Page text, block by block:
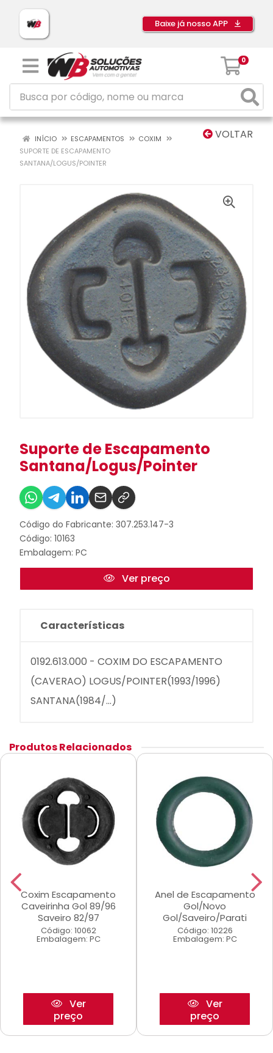
Baixe já nosso APP
0
VOLTAR
INÍCIO ESCAPAMENTOS
COXIM
SUPORTE DE ESCAPAMENTO
SANTANA/LOGUS/POINTER
Suporte de Escapamento
Santana/Logus/Pointer
Código do Fabricante: 307.253.147-3
Código: 10163
Embalagem: PC
Ver preço
Características
0192.613.000 - COXIM DO ESCAPAMENTO
(CAVERAO) LOGUS/POINTER(1993/1996)
SANTANA(1984/...)
Produtos Relacionados
Coxim Escapamento
Caveirinha Gol 89/96
Saveiro 82/97
Código: 10062
Embalagem: PC
Ver
preço
Anel de Escapamento
Gol/Novo
Gol/Saveiro/Parati
Código: 10226
Embalagem: PC
Ver
preço